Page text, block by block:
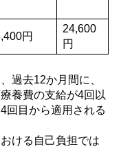
円
24,600
円
過去12か月間に、
養費の支給が4回以
回目から適用される
ける自己負担では